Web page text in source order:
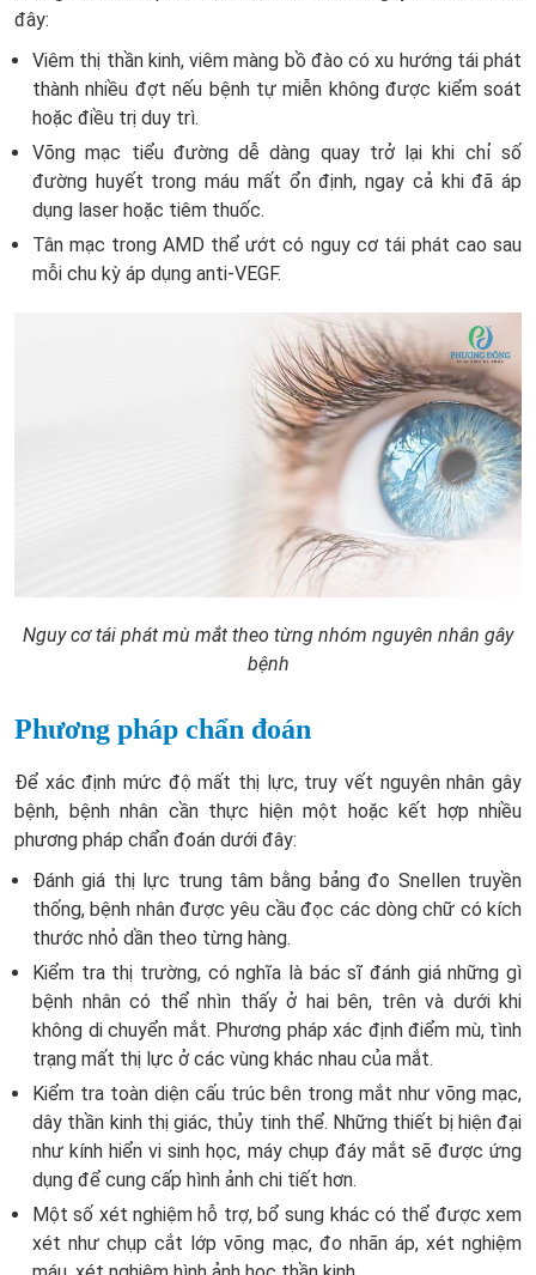
đây:
Viêm thị thần kinh, viêm màng bồ đào có xu hướng tái phát
thành nhiều đợt nếu bệnh tự miễn không được kiểm soát
hoặc điều trị duy trì.
Võng mạc tiểu đường dễ dàng quay trở lại khi chỉ số
đường huyết trong máu mất ổn định, ngay cả khi đã áp
dụng laser hoặc tiêm thuốc.
Tân mạc trong AMD thể ướt có nguy cơ tái phát cao sau
mỗi chu kỳ áp dụng anti-VEGF.
Nguy cơ tái phát mù mắt theo từng nhóm nguyên nhân gây
bệnh
Phương pháp chẩn đoán
Để xác định mức độ mất thị lực, truy vết nguyên nhân gây
bệnh, bệnh nhân cần thực hiện một hoặc kết hợp nhiều
phương pháp chẩn đoán dưới đây:
Đánh giá thị lực trung tâm bằng bảng đo Snellen truyền
thống, bệnh nhân được yêu cầu đọc các dòng chữ có kích
thước nhỏ dần theo từng hàng.
Kiểm tra thị trường, có nghĩa là bác sĩ đánh giá những gì
bệnh nhân có thể nhìn thấy ở hai bên, trên và dưới khi
không di chuyển mắt. Phương pháp xác định điểm mù, tình
trạng mất thị lực ở các vùng khác nhau của mắt.
Kiểm tra toàn diện cấu trúc bên trong mắt như võng mạc,
dây thần kinh thị giác, thủy tinh thể. Những thiết bị hiện đại
như kính hiển vi sinh học, máy chụp đáy mắt sẽ được ứng
dụng để cung cấp hình ảnh chi tiết hơn.
Một số xét nghiệm hỗ trợ, bổ sung khác có thể được xem
xét như chụp cắt lớp võng mạc, đo nhãn áp, xét nghiệm